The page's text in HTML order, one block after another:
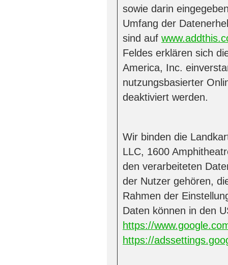
sowie darin
Umfang der
sind auf
Feldes erklären sich
America, Inc.
nutzungsbasierter
deaktiviert werden.
Wir binden die
LLC, 1600
den verarbeiteten
der Nutzer gehören,
Rahmen der
Daten können in den
https://
https://